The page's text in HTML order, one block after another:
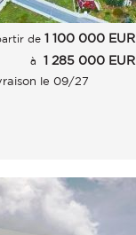
de 1 100 000 EUR
à 1 285 000 EUR
le 09/27